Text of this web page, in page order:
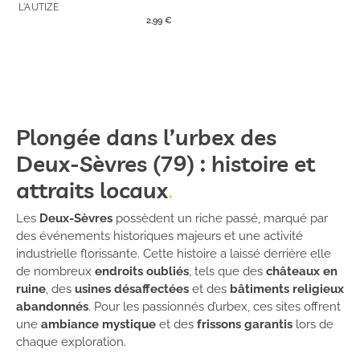
L'AUTIZE
2,99 €
Plongée dans l’urbex des
Deux-Sèvres (79) : histoire et
attraits locaux
Les Deux-Sèvres possèdent un riche passé, marqué par
des événements historiques majeurs et une activité
industrielle florissante. Cette histoire a laissé derrière elle
de nombreux endroits oubliés, tels que des châteaux en
ruine, des usines désaffectées et des bâtiments religieux
abandonnés. Pour les passionnés d’urbex, ces sites offrent
une ambiance mystique et des frissons garantis lors de
chaque exploration.